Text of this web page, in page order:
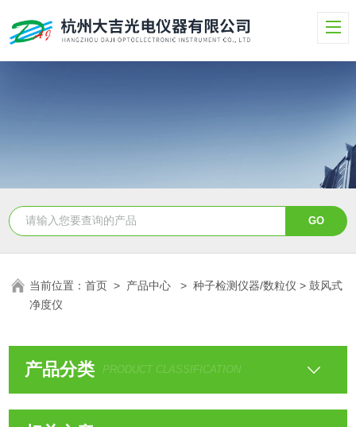
当前位置：首页 > 产品中心 >种子检测仪器/数粒仪 > 鼓风式
净度仪
产品分类 PRODUCT CLASSIFICATION